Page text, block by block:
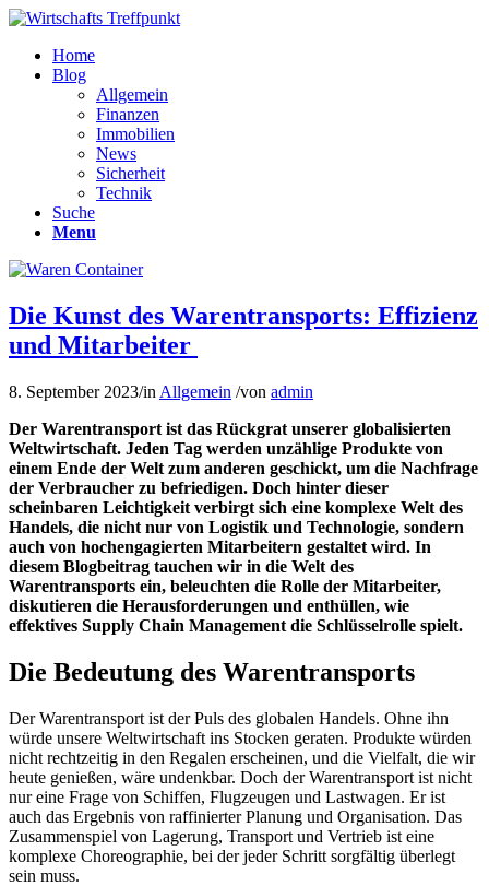
Home
Blog
Allgemein
Finanzen
Immobilien
News
Sicherheit
Technik
Suche
Menu
Die Kunst des Warentransports: Effizienz
und Mitarbeiter
8. September 2023/in Allgemein /von admin
Der Warentransport ist das Rückgrat unserer globalisierten
Weltwirtschaft. Jeden Tag werden unzählige Produkte von
einem Ende der Welt zum anderen geschickt, um die Nachfrage
der Verbraucher zu befriedigen. Doch hinter dieser
scheinbaren Leichtigkeit verbirgt sich eine komplexe Welt des
Handels, die nicht nur von Logistik und Technologie, sondern
auch von hochengagierten Mitarbeitern gestaltet wird. In
diesem Blogbeitrag tauchen wir in die Welt des
Warentransports ein, beleuchten die Rolle der Mitarbeiter,
diskutieren die Herausforderungen und enthüllen, wie
effektives Supply Chain Management die Schlüsselrolle spielt.
Die Bedeutung des Warentransports
Der Warentransport ist der Puls des globalen Handels. Ohne ihn
würde unsere Weltwirtschaft ins Stocken geraten. Produkte würden
nicht rechtzeitig in den Regalen erscheinen, und die Vielfalt, die wir
heute genießen, wäre undenkbar. Doch der Warentransport ist nicht
nur eine Frage von Schiffen, Flugzeugen und Lastwagen. Er ist
auch das Ergebnis von raffinierter Planung und Organisation. Das
Zusammenspiel von Lagerung, Transport und Vertrieb ist eine
komplexe Choreographie, bei der jeder Schritt sorgfältig überlegt
sein muss.